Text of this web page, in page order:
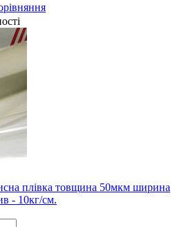
плівка товщина 50мкм ширина
- 10кг/см.